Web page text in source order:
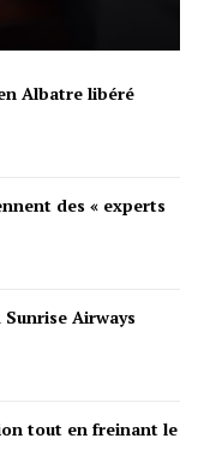
Albatre libéré
des « experts
Airways
tout en freinant le